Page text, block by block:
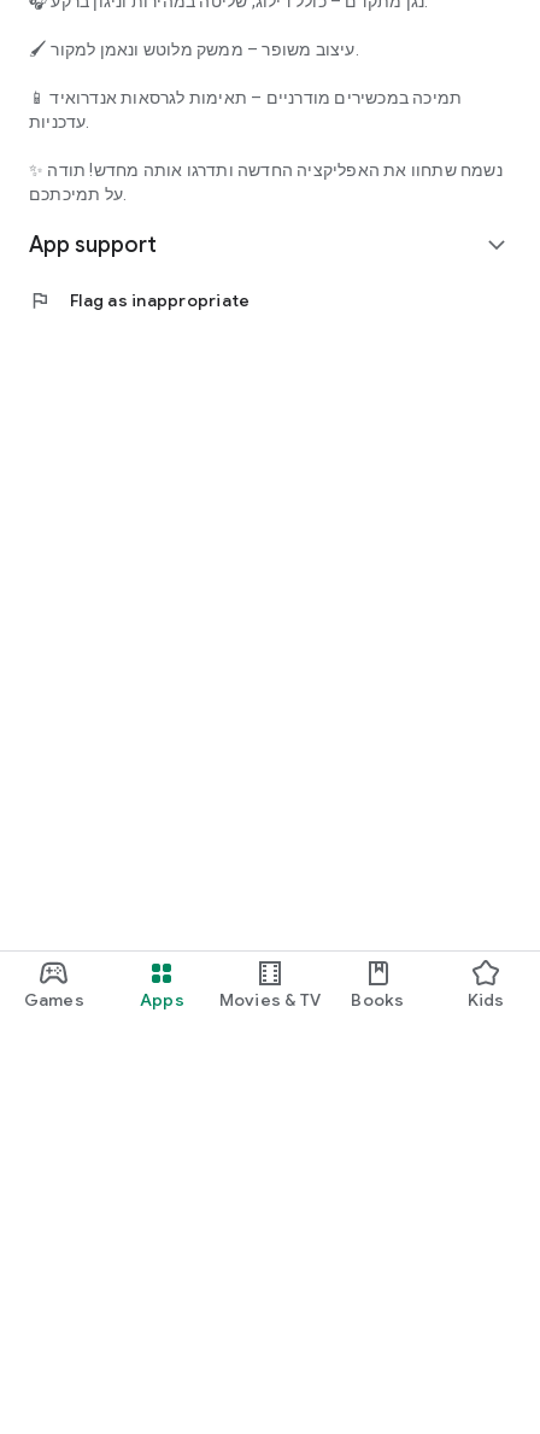
Games Apps Movies & TV Books Kids
📱 תמיכה במכשירים מודרניים – תאימות לגרסאות אנדרואיד
✨ נשמח שתחוו את האפליקציה החדשה ותדרגו אותה מחדש! תודה
App support expand_more
flag Flag as inappropriate